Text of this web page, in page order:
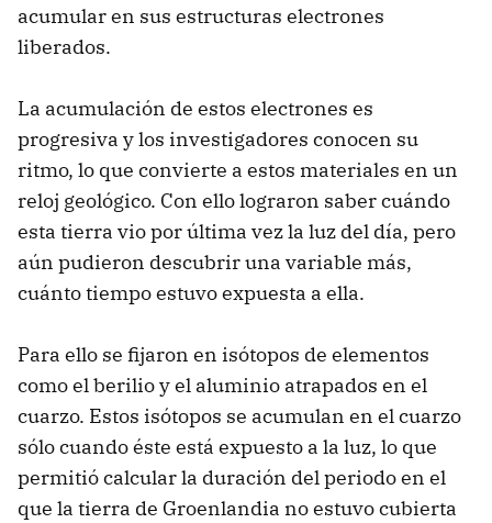
acumular en sus estructuras electrones
liberados.
La acumulación de estos electrones es
progresiva y los investigadores conocen su
ritmo, lo que convierte a estos materiales en un
reloj geológico. Con ello lograron saber cuándo
esta tierra vio por última vez la luz del día, pero
aún pudieron descubrir una variable más,
cuánto tiempo estuvo expuesta a ella.
Para ello se fijaron en isótopos de elementos
como el berilio y el aluminio atrapados en el
cuarzo. Estos isótopos se acumulan en el cuarzo
sólo cuando éste está expuesto a la luz, lo que
permitió calcular la duración del periodo en el
que la tierra de Groenlandia no estuvo cubierta